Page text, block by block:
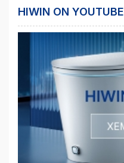
HIWIN ON YOUTUBE